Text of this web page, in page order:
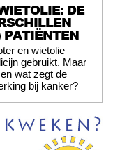
DE
en wietolie
gebruikt. Maar
wat zegt de
bij kanker?